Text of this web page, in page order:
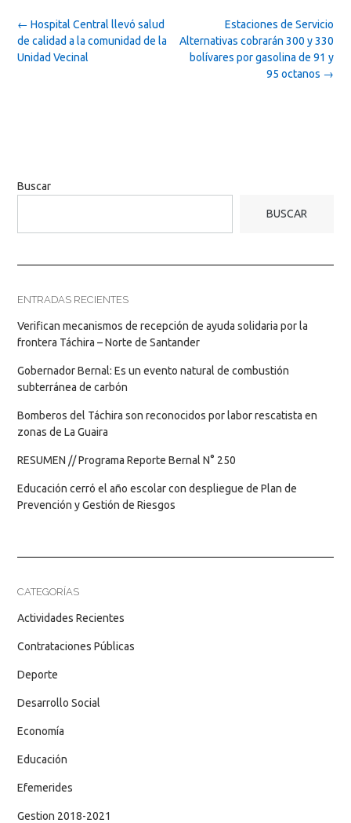
Post
navigation
Estaciones de Servicio
Alternativas cobrarán 300 y 330
bolívares por gasolina de 91 y
95 octanos →
← Hospital Central llevó salud
de calidad a la comunidad de la
Unidad Vecinal
Buscar
BUSCAR
ENTRADAS RECIENTES
Verifican mecanismos de recepción de ayuda solidaria por la
frontera Táchira – Norte de Santander
Gobernador Bernal: Es un evento natural de combustión
subterránea de carbón
Bomberos del Táchira son reconocidos por labor rescatista en
zonas de La Guaira
RESUMEN // Programa Reporte Bernal N° 250
Educación cerró el año escolar con despliegue de Plan de
Prevención y Gestión de Riesgos
CATEGORÍAS
Actividades Recientes
Contrataciones Públicas
Deporte
Desarrollo Social
Economía
Educación
Efemerides
Gestion 2018-2021